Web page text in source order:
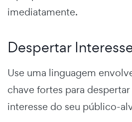
imediatamente.
Despertar
Use uma linguagem
chave fortes para
interesse do seu público-